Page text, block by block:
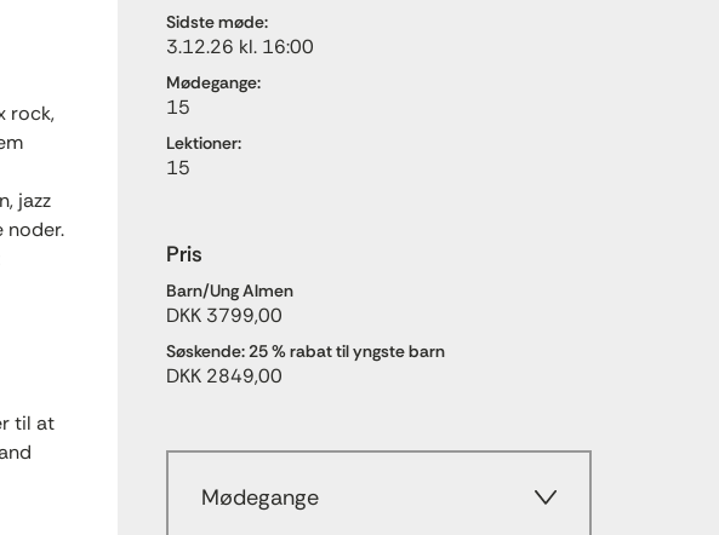
rock,
jazz
noder.
til at
Sidste møde:
3.12.26 kl. 16:00
Mødegange:
15
Lektioner:
15
Pris
Barn/Ung Almen
DKK 3799,00
Søskende: 25 % rabat til yngste barn
DKK 2849,00
Mødegange